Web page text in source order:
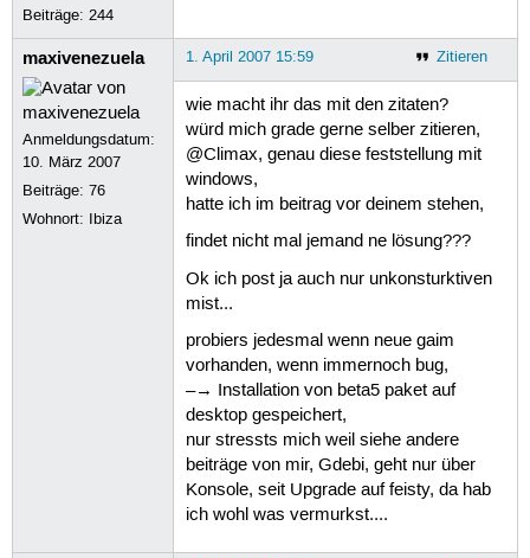
Beiträge:244
maxivenezuela
Anmeldungsdatum:
10. März 2007
Beiträge:76
Wohnort: Ibiza
Zitieren
1. April 2007 15:59
wie macht ihr das mit den zitaten?
würd mich grade gerne selber zitieren,
@Climax, genau diese feststellung mit
windows,
hatte ich im beitrag vor deinem stehen,
findet nicht mal jemand ne lösung???
Ok ich post ja auch nur unkonsturktiven
mist...
probiers jedesmal wenn neue gaim
vorhanden, wenn immernoch bug,
–→ Installation von beta5 paket auf
desktop gespeichert,
nur stressts mich weil siehe andere
beiträge von mir, Gdebi, geht nur über
Konsole, seit Upgrade auf feisty, da hab
ich wohl was vermurkst....